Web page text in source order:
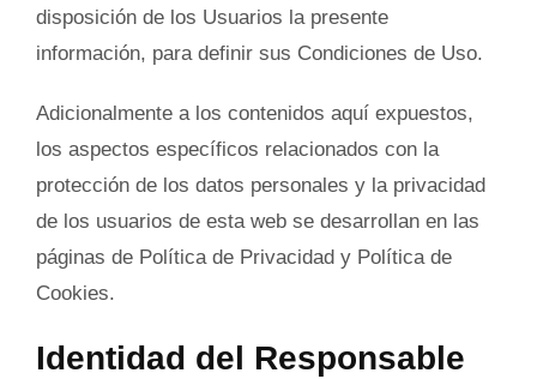
disposición de los Usuarios la presente
información, para definir sus Condiciones de Uso.
Adicionalmente a los contenidos aquí expuestos,
los aspectos específicos relacionados con la
protección de los datos personales y la privacidad
de los usuarios de esta web se desarrollan en las
páginas de Política de Privacidad y Política de
Cookies.
Identidad del Responsable